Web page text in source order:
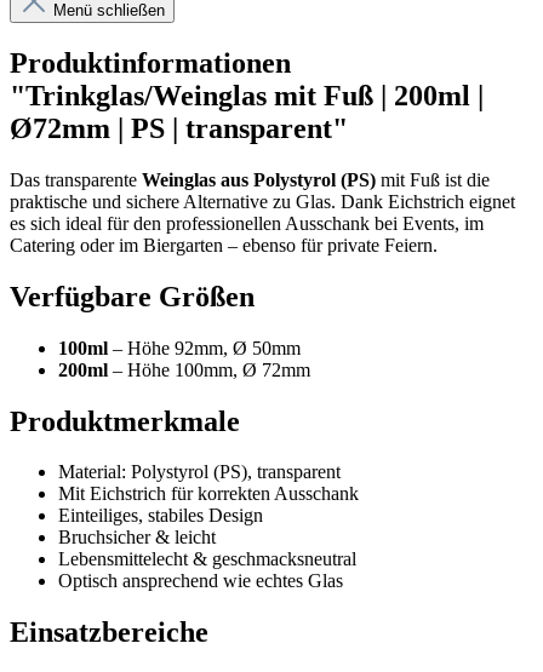
Menü schließen
Produktinformationen
"Trinkglas/Weinglas mit Fuß | 200ml |
Ø72mm | PS | transparent"
Das transparente Weinglas aus Polystyrol (PS) mit Fuß ist die
praktische und sichere Alternative zu Glas. Dank Eichstrich eignet
es sich ideal für den professionellen Ausschank bei Events, im
Catering oder im Biergarten – ebenso für private Feiern.
Verfügbare Größen
100ml – Höhe 92mm, Ø 50mm
200ml – Höhe 100mm, Ø 72mm
Produktmerkmale
Material: Polystyrol (PS), transparent
Mit Eichstrich für korrekten Ausschank
Einteiliges, stabiles Design
Bruchsicher & leicht
Lebensmittelecht & geschmacksneutral
Optisch ansprechend wie echtes Glas
Einsatzbereiche